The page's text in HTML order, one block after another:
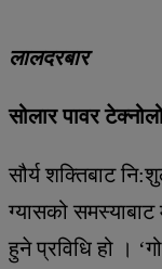
एस
लालदरबार
सोलार पावर
सौर्य शक्तिबाट
ग्यासको
हुने प्रविधि हो ।